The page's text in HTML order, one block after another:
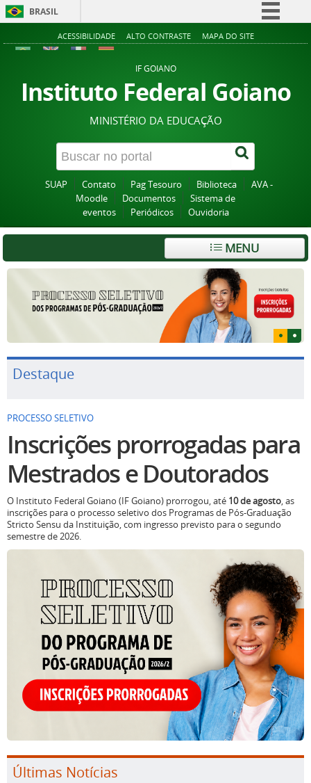
BRASIL
Simplifique!
Acesso à informação
Legislação
Canais
ACESSIBILIDADE ALTO CONTRASTE MAPA DO SITE
IF GOIANO
Instituto Federal Goiano
MINISTÉRIO DA EDUCAÇÃO
SUAP Contato Pag Tesouro Biblioteca
AVA -
Moodle
Documentos
Sistema de
eventos
Periódicos Ouvidoria
MENU
Destaque
PROCESSO SELETIVO
Inscrições prorrogadas para
Mestrados e Doutorados
O Instituto Federal Goiano (IF Goiano) prorrogou, até 10 de agosto, as
inscrições para o processo seletivo dos Programas de Pós-Graduação
Stricto Sensu da Instituição, com ingresso previsto para o segundo
semestre de 2026.
Últimas Notícias